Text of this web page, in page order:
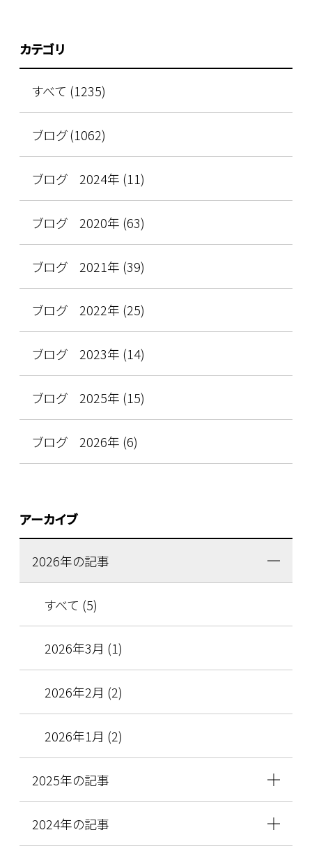
カテゴリ
すべて (1235)
ブログ (1062)
ブログ 2024年 (11)
ブログ 2020年 (63)
ブログ 2021年 (39)
ブログ 2022年 (25)
ブログ 2023年 (14)
ブログ 2025年 (15)
ブログ 2026年 (6)
アーカイブ
2026年の記事
すべて (5)
2026年3月 (1)
2026年2月 (2)
2026年1月 (2)
2025年の記事
2024年の記事